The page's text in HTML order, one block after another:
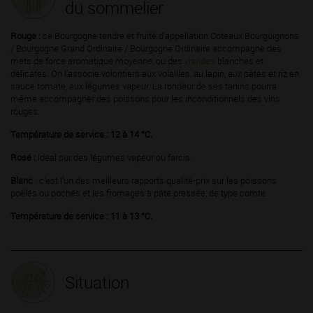
du sommelier
Rouge : ce Bourgogne tendre et fruité d'appellation Coteaux Bourguignons
/ Bourgogne Grand Ordinaire / Bourgogne Ordinaire accompagne des
mets de force aromatique moyenne, ou des
viandes blanches et
délicates. On l’associe volontiers aux volailles, au lapin, aux pâtes et riz en
sauce tomate, aux légumes vapeur. La rondeur de ses tanins pourra
même accompagner des poissons pour les inconditionnels des vins
rouges.
Température de service : 12 à 14 °C.
Rosé : idéal sur des légumes vapeur ou farcis.
Blanc
: c’est l’un des meilleurs rapports qualité-prix sur les poissons
poêlés ou pochés et les fromages à pâte pressée, de type comté.
Température de service : 11 à 13 °C.
Situation